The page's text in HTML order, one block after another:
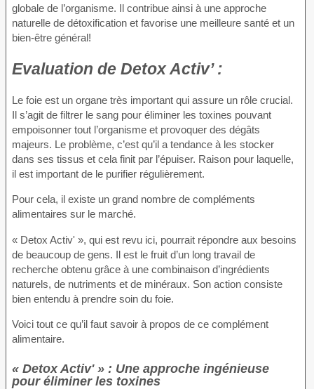
globale de l’organisme. Il contribue ainsi à une approche
naturelle de détoxification et favorise une meilleure santé et un
bien-être général!
Evaluation de Detox Activ’ :
Le foie est un organe très important qui assure un rôle crucial.
Il s’agit de filtrer le sang pour éliminer les toxines pouvant
empoisonner tout l’organisme et provoquer des dégâts
majeurs. Le problème, c’est qu’il a tendance à les stocker
dans ses tissus et cela finit par l’épuiser. Raison pour laquelle,
il est important de le purifier régulièrement.
Pour cela, il existe un grand nombre de compléments
alimentaires sur le marché.
« Detox Activ' », qui est revu ici, pourrait répondre aux besoins
de beaucoup de gens. Il est le fruit d’un long travail de
recherche obtenu grâce à une combinaison d’ingrédients
naturels, de nutriments et de minéraux. Son action consiste
bien entendu à prendre soin du foie.
Voici tout ce qu’il faut savoir à propos de ce complément
alimentaire.
« Detox Activ' » : Une approche ingénieuse
pour éliminer les toxines